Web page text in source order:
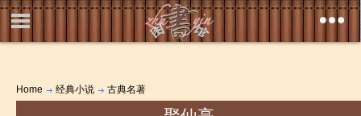
Home 经典小说 古典名著